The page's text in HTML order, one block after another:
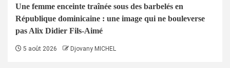
Une femme enceinte traînée sous des barbelés en
République dominicaine : une image qui ne bouleverse
pas Alix Didier Fils-Aimé
5 août 2026 Djovany MICHEL